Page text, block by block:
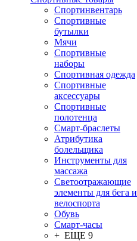
Спортинвентарь
Спортивные
бутылки
Мячи
Спортивные
наборы
Спортивная одежда
Спортивные
аксессуары
Спортивные
полотенца
Смарт-браслеты
Атрибутика
болельщика
Инструменты для
массажа
Светоотражающие
элементы для бега и
велоспорта
Обувь
Смарт-часы
+ ЕЩЕ 9